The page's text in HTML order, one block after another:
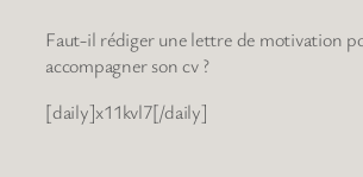
Faut-il rédiger une lettre de motivation
accompagner son cv ?
[daily]x11kvl7[/daily]